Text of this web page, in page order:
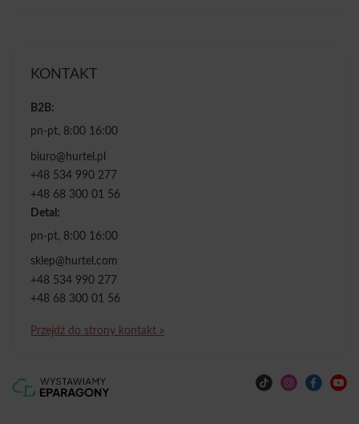
KONTAKT
B2B:
pn-pt, 8:00 16:00
biuro@hurtel.pl
+48 534 990 277
+48 68 300 01 56
Detal:
pn-pt, 8:00 16:00
sklep@hurtel.com
+48 534 990 277
+48 68 300 01 56
Przejdź do strony kontakt »